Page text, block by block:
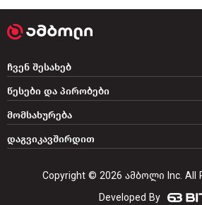
დაგვიკავშირდით
ჩვენ შესახებ
წესები და პირობები
მომსახურება
Copyright © 2026 ამბოლი Inc. All
Developed By